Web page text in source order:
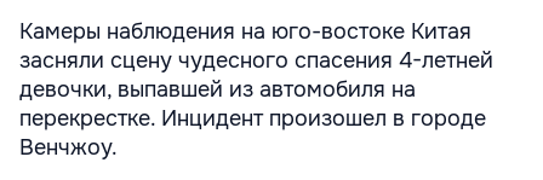
Камеры наблюдения на юго-востоке Китая
засняли сцену чудесного спасения 4-летней
девочки, выпавшей из автомобиля на
перекрестке. Инцидент произошел в городе
Венчжоу.